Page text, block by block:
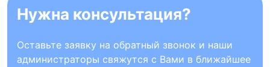
Нужна консультация?
Оставьте заявку на обратный звонок и наши
администраторы свяжутся с Вами в ближайшее